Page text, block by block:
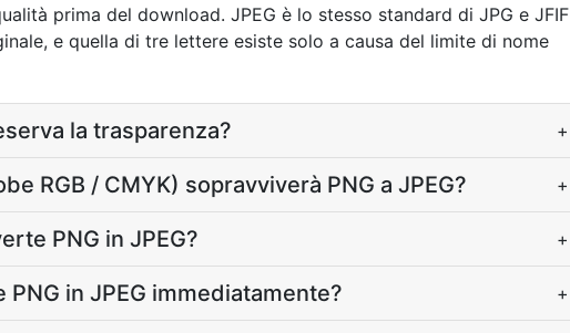
prima del download. JPEG è lo stesso standard di JPG e JFIF
e quella di tre lettere esiste solo a causa del limite di nome
la trasparenza? +
RGB / CMYK) sopravviverà PNG a JPEG? +
PNG in JPEG? +
in JPEG immediatamente? +